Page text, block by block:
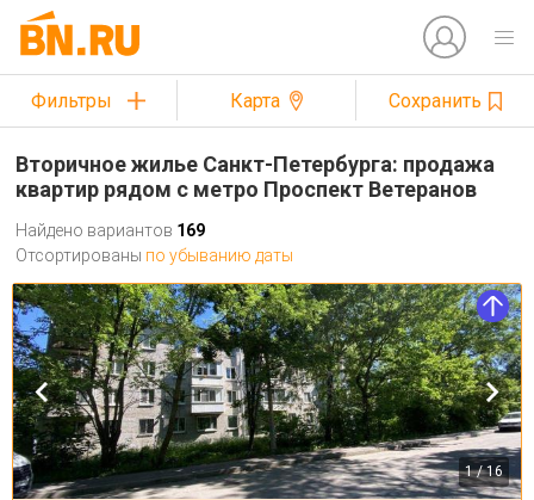
Фильтры Карта Сохранить
Вторичное жилье Санкт-Петербурга: продажа
квартир рядом с метро Проспект Ветеранов
Найдено вариантов 169
Отсортированы по убыванию даты
1 / 16